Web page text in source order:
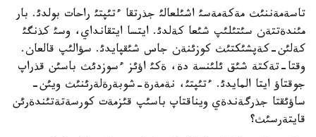
تاسةمةننئث مةكةمةسئ اشئلعالئ جذرتقا ءتئپتئ راحات بولدئ. بار
مئندةتتةن سئتئلئپ شئعا كةلدئ. ايتسا ايتقانداي، وسئ كذنگئ
كةلئن-كةپشئكتئث كوزئنةن جاس شئقپايدئ. سؤالئپ قالعان.
وقتا-تةكتة شئق ئلئنسة دة، ةكئ اؤئز ءسوزدئث باسئن قذراپ
جوقتاؤ ايتا المايدئ. ءتئپتئ، نةمةرة-شوبةرةلةرئنئث ويئن-
ساؤئقتا جذرگةندةي ويناقتاپ باسئپ قئزمةت كورسةتةتئندةرئن
قايتةرسئث؟